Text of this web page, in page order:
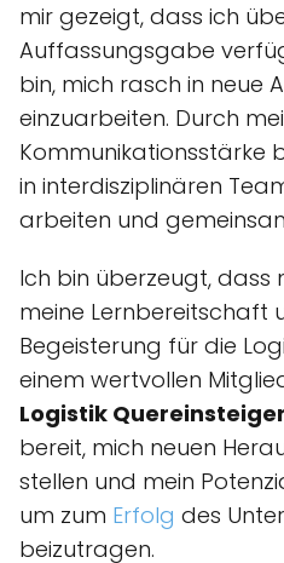
mir gezeigt, dass ich
Auffassungsgabe
bin, mich rasch in neue
einzuarbeiten. Durch
Kommunikationsstärke
in interdisziplinären
arbeiten und
Ich bin überzeugt, dass
meine Lernbereitschaft
Begeisterung für die
einem wertvollen
Logistik Quereinsteiger
bereit, mich neuen
stellen und mein
um zum Erfolg des
beizutragen.